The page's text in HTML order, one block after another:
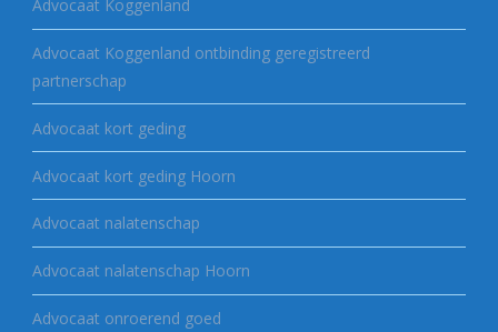
Advocaat Koggenland
Advocaat Koggenland ontbinding geregistreerd
partnerschap
Advocaat kort geding
Advocaat kort geding Hoorn
Advocaat nalatenschap
Advocaat nalatenschap Hoorn
Advocaat onroerend goed